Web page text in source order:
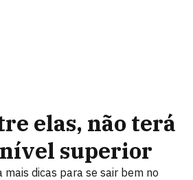
elas, não terá
superior
dicas para se sair bem no